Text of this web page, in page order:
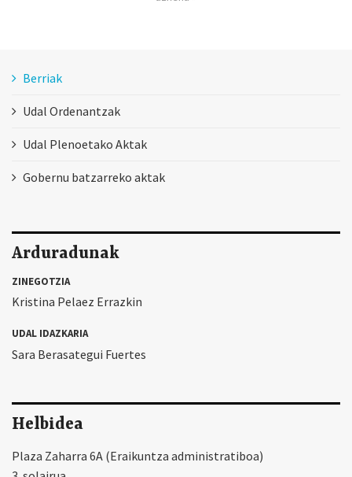
Berriak
Udal Ordenantzak
Udal Plenoetako Aktak
Gobernu batzarreko aktak
Arduradunak
ZINEGOTZIA
Kristina Pelaez Errazkin
UDAL IDAZKARIA
Sara Berasategui Fuertes
Helbidea
Plaza Zaharra 6A (Eraikuntza administratiboa)